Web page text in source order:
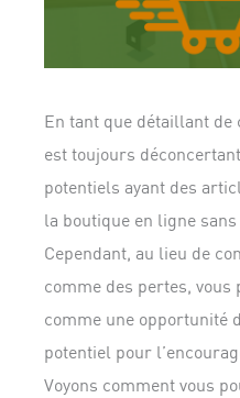
En tant que détaillant
est toujours
potentiels ayant des
la boutique en ligne
Cependant, au lieu de
comme des pertes, vous
comme une opportunité
potentiel pour
Voyons comment vous